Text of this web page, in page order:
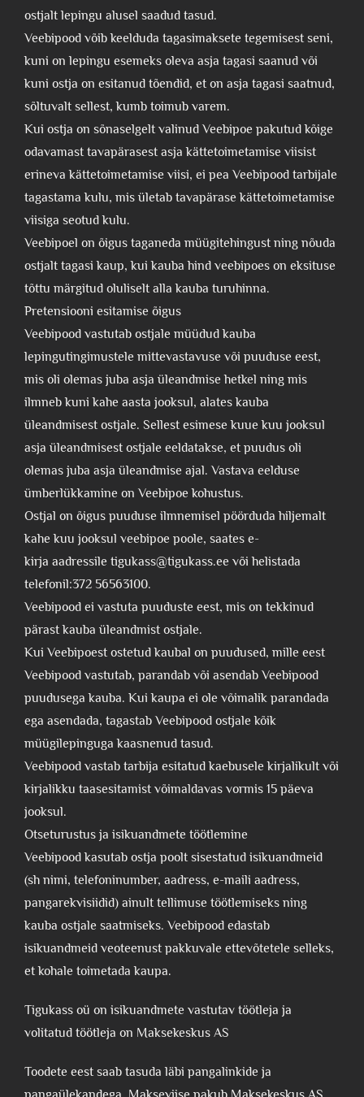
ostjalt lepingu alusel saadud tasud.
Veebipood võib keelduda tagasimaksete tegemisest seni,
kuni on lepingu esemeks oleva asja tagasi saanud või
kuni ostja on esitanud tõendid, et on asja tagasi saatnud,
sõltuvalt sellest, kumb toimub varem.
Kui ostja on sõnaselgelt valinud Veebipoe pakutud kõige
odavamast tavapärasest asja kättetoimetamise viisist
erineva kättetoimetamise viisi, ei pea Veebipood tarbijale
tagastama kulu, mis ületab tavapärase kättetoimetamise
viisiga seotud kulu.
Veebipoel on õigus taganeda müügitehingust ning nõuda
ostjalt tagasi kaup, kui kauba hind veebipoes on eksituse
tõttu märgitud oluliselt alla kauba turuhinna.
Pretensiooni esitamise õigus
Veebipood vastutab ostjale müüdud kauba
lepingutingimustele mittevastavuse või puuduse eest,
mis oli olemas juba asja üleandmise hetkel ning mis
ilmneb kuni kahe aasta jooksul, alates kauba
üleandmisest ostjale. Sellest esimese kuue kuu jooksul
asja üleandmisest ostjale eeldatakse, et puudus oli
olemas juba asja üleandmise ajal. Vastava eelduse
ümberlükkamine on Veebipoe kohustus.
Ostjal on õigus puuduse ilmnemisel pöörduda hiljemalt
kahe kuu jooksul veebipoe poole, saates e-
kirja aadressile tigukass@tigukass.ee või helistada
telefonil:372 56563100.
Veebipood ei vastuta puuduste eest, mis on tekkinud
pärast kauba üleandmist ostjale.
Kui Veebipoest ostetud kaubal on puudused, mille eest
Veebipood vastutab, parandab või asendab Veebipood
puudusega kauba. Kui kaupa ei ole võimalik parandada
ega asendada, tagastab Veebipood ostjale kõik
müügilepinguga kaasnenud tasud.
Veebipood vastab tarbija esitatud kaebusele kirjalikult või
kirjalikku taasesitamist võimaldavas vormis 15 päeva
jooksul.
Otseturustus ja isikuandmete töötlemine
Veebipood kasutab ostja poolt sisestatud isikuandmeid
(sh nimi, telefoninumber, aadress, e-maili aadress,
pangarekvisiidid) ainult tellimuse töötlemiseks ning
kauba ostjale saatmiseks. Veebipood edastab
isikuandmeid veoteenust pakkuvale ettevõtetele selleks,
et kohale toimetada kaupa.
Tigukass oü on isikuandmete vastutav töötleja ja
volitatud töötleja on Maksekeskus AS
Toodete eest saab tasuda läbi pangalinkide ja